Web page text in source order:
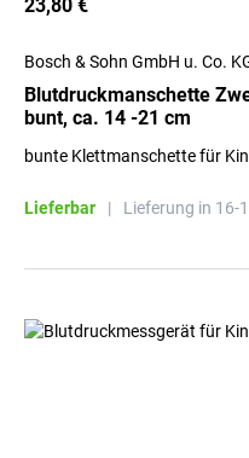
23,80 €
Bosch & Sohn GmbH u. Co.
Blutdruckmanschette
bunt, ca. 14 -21 cm
bunte Klettmanschette für
Lieferbar | Lieferung in 16-